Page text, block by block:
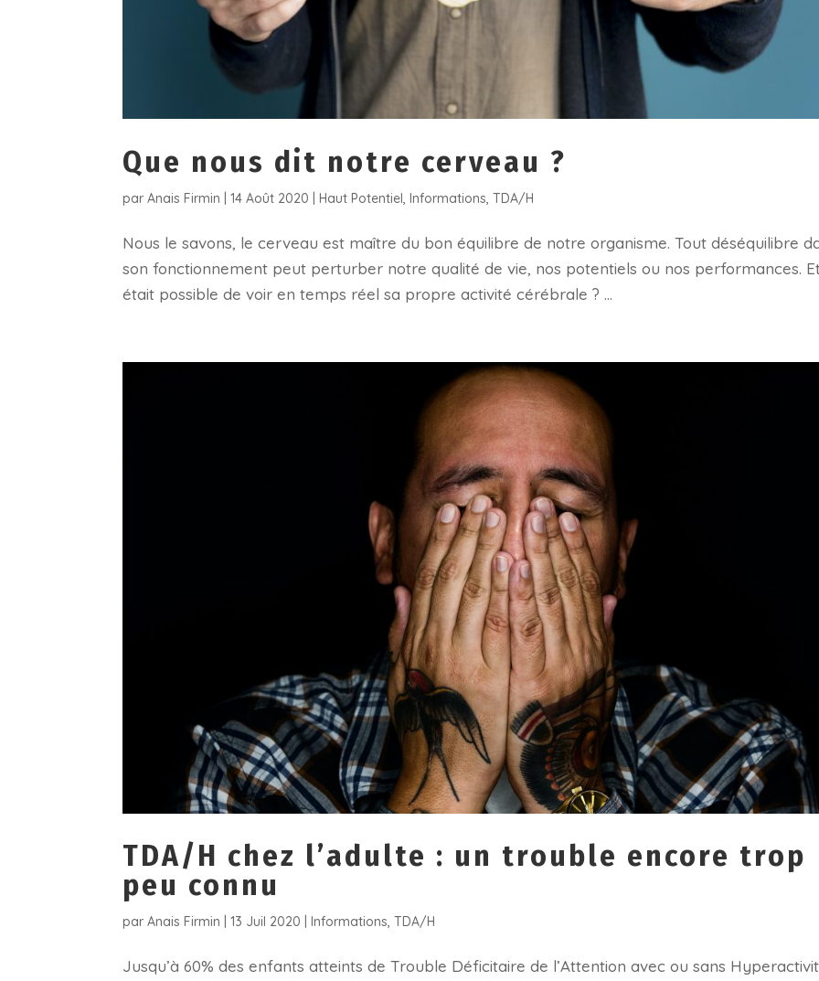
Que nous dit notre cerveau ?
parAnais Firmin |14 Août 2020 |Haut Potentiel,Informations,TDA/H
Nous le savons, le cerveau est maître du bon équilibre de notre organisme. Tout déséquilibre
son fonctionnement peut perturber notre qualité de vie, nos potentiels ou nos performances. Et
était possible de voir en temps réel sa propre activité cérébrale ? ...
TDA/H chez l’adulte : un trouble encore trop
peu connu
parAnais Firmin |13 Juil 2020 Informations,TDA/H
Jusqu’à 60% des enfants atteints de Trouble Déficitaire de l’Attention avec ou sans